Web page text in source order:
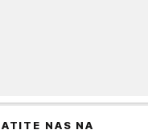
NAS NA